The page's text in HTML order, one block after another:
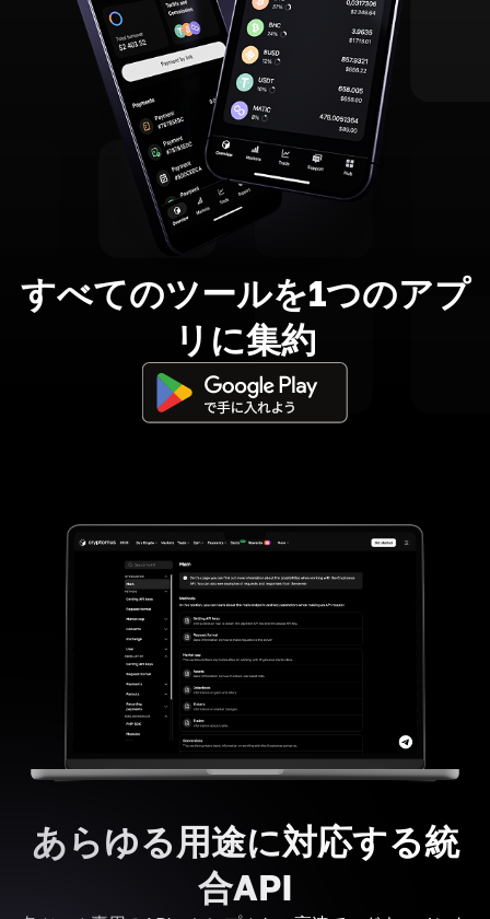
すべてのツールを1つのアプ
リに集約
あらゆる用途に対応する統
合API